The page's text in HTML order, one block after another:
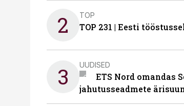
2 TOP
TOP 231 | Eesti
3 UUDISED
ETS Nord omandas
jahutusseadmete